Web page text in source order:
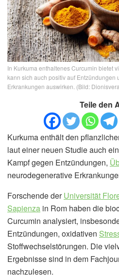
In Kurkuma enthaltenes Curcumin bietet
kann sich auch positiv auf Entzündungen
Erkrankungen auswirken. (Bild:
Teile den
Kurkuma enthält den
laut einer neuen Studie auch
Kampf gegen Entzündungen,
neurodegenerative
Forschende derUniversität
Sapienza in Rom haben die
Curcumin analysiert,
Entzündungen, oxidativen
Stoffwechselstörungen. Die
Ergebnisse sind in dem
nachzulesen.